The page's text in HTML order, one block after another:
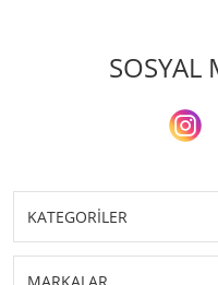
SOSYAL
KATEGORİLER